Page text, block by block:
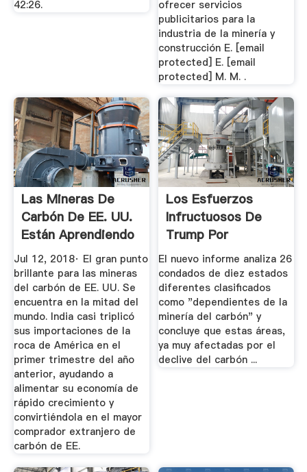
42:26.
ofrecer servicios
publicitarios para la
industria de la minería y
construcción E. [email
protected] E. [email
protected] M. M. .
Las Mineras De
Carbón De EE. UU.
Están Aprendiendo
A Amar ...
Jul 12, 2018· El gran punto
brillante para las mineras
del carbón de EE. UU. Se
encuentra en la mitad del
mundo. India casi triplicó
sus importaciones de la
roca de América en el
primer trimestre del año
anterior, ayudando a
alimentar su economía de
rápido crecimiento y
convirtiéndola en el mayor
comprador extranjero de
carbón de EE.
Los Esfuerzos
Infructuosos De
Trump Por
Revitalizar La ...
El nuevo informe analiza 26
condados de diez estados
diferentes clasificados
como "dependientes de la
minería del carbón" y
concluye que estas áreas,
ya muy afectadas por el
declive del carbón ...